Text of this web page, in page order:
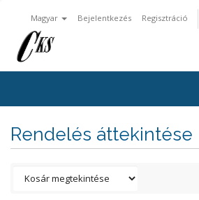
Magyar Bejelentkezés Regisztráció
Rendelés áttekintése